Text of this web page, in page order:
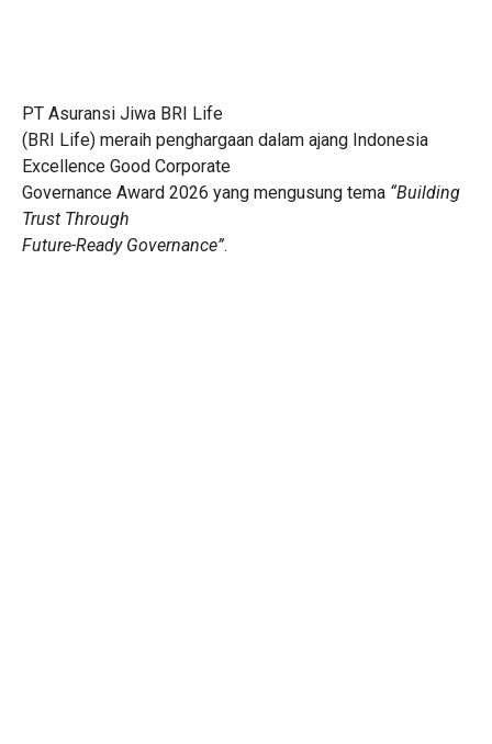
PT Asuransi Jiwa BRI Life
(BRI Life) meraih penghargaan dalam ajang Indonesia
Excellence Good Corporate
Governance Award 2026 yang mengusung tema “Building
Trust Through
Future-Ready Governance”.